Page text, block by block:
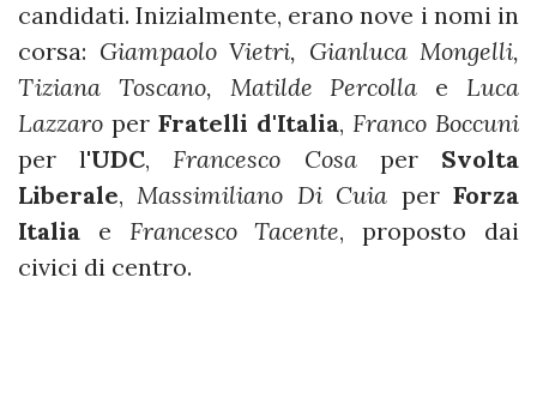
candidati. Inizialmente, erano nove i nomi in
corsa: Giampaolo Vietri, Gianluca Mongelli,
Tiziana Toscano, Matilde Percolla e Luca
Lazzaro per Fratelli d'Italia, Franco Boccuni
per l'UDC, Francesco Cosaper Svolta
Liberale, Massimiliano Di Cuia perForza
Italia e Francesco Tacente, proposto dai
civici di centro.